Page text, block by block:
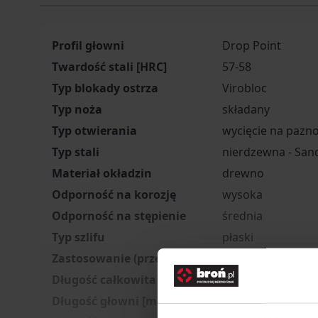
Profil głowni
Drop Point
Twardość stali [HRC]
57-58
Typ blokady ostrza
Virobloc
Typ noża
składany
Typ otwierania
wycięcie na
Typ stali
nierdzewna -
Materiał okładzin
drewno
Odporność na korozję
wysoka
Odporność na stępienie
średnia
Typ szlifu
płaski
Zastosowanie (przeznaczenie)
Długość całkowita [mm]
Długość głowni [mm]